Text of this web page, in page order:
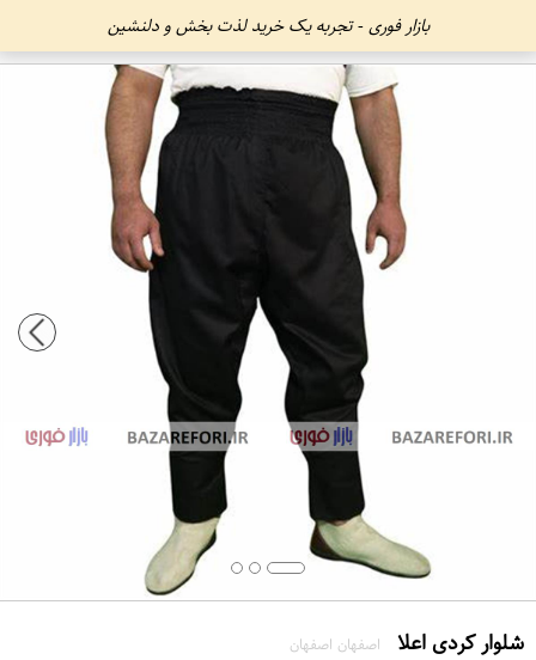
بازار فوری - تجربه یک خرید لذت بخش و دلنشین
شلوار کردی اعلا اصفهان اصفهان